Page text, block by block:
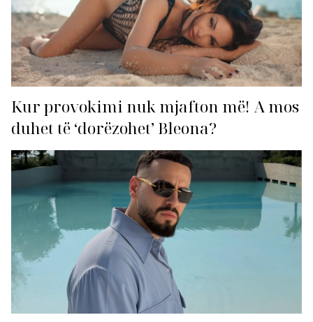
Kur provokimi nuk mjafton më! A mos
duhet të ‘dorëzohet’ Bleona?